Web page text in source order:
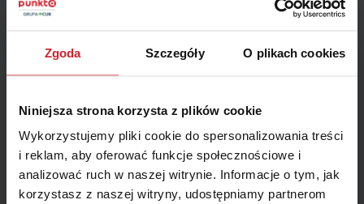
Zgoda Szczegóły O plikach cookies
Niniejsza strona korzysta z plików cookie
Wykorzystujemy pliki cookie do spersonalizowania treści
i reklam, aby oferować funkcje społecznościowe i
analizować ruch w naszej witrynie. Informacje o tym, jak
korzystasz z naszej witryny, udostępniamy partnerom
odszkodowawczych.
2014.09.02